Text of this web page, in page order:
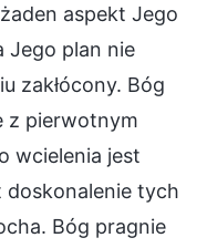
aspekt Jego
Jego plan nie
zakłócony. Bóg
z pierwotnym
wcielenia jest
doskonalenie tych
Bóg pragnie